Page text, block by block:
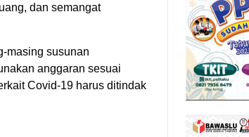
dan semangat
masing susunan
anggaran sesuai
Covid-19 harus ditindak